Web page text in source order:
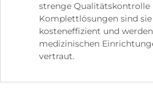
strenge Qualitätskontrolle
Komplettlösungen sind sie
kosteneffizient und
medizinischen
vertraut.